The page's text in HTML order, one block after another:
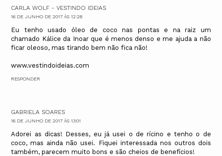
CARLA WOLF - VESTINDO IDEIAS
16 DE JUNHO DE 2017 ÀS 12:28
Eu tenho usado óleo de coco nas pontas e na raiz um
chamado Kálice da Inoar que é menos denso e me ajuda a não
ficar oleoso, mas tirando bem não fica não!
www.vestindoideias.com
RESPONDER
GABRIELA SOARES
16 DE JUNHO DE 2017 ÀS 13:01
Adorei as dicas! Desses, eu já usei o de rícino e tenho o de
coco, mas ainda não usei. Fiquei interessada nos outros dois
também, parecem muito bons e são cheios de benefícios!